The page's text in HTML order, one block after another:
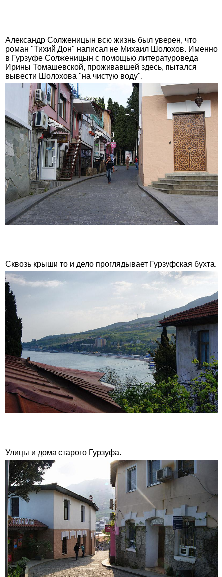
Александр Солженицын всю жизнь был уверен, что
роман "Тихий Дон" написал не Михаил Шолохов. Именно
в Гурзуфе Солженицын с помощью литературоведа
Ирины Томашевской, проживавшей здесь, пытался
вывести Шолохова "на чистую воду".
Сквозь крыши то и дело проглядывает Гурзуфская бухта.
Улицы и дома старого Гурзуфа.